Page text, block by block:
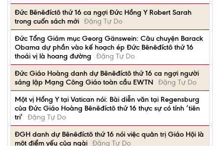
Đức Bênêđíctô thứ 16 ca ngợi Đức Hồng Y Robert Sarah
trong cuốn sách mới Đặng Tự Do
Đức Tổng Giám mục Georg Gänswein: Câu chuyện Barack
Obama dự phần vào kế hoạch ép Đức Bênêđíctô thứ 16
thoái vị là hoang đường
Đặng Tự Do
Đức Giáo Hoàng danh dự Bênêđíctô thứ 16 ca ngợi người
sáng lập Mạng Công Giáo toàn cầu EWTN Đặng Tự Do
Một vị Hồng Y tại Vatican nói: Bài diễn văn tại Regensburg
của Đức Giáo Hoàng Bênêđíctô thứ 16 thực sự có tính ‘tiên
tri’ Đặng Tự Do
ĐGH danh dự Bênêđíctô thứ 16 nói việc quản trị Giáo Hội là
một điểm yếu của ngài Đặng Tự Do